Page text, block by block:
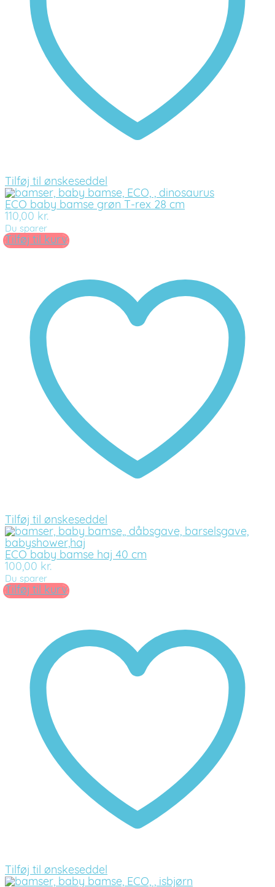
Tilføj til ønskeseddel
ECO baby bamse grøn T-rex 28 cm
110,00 kr.
Du sparer
Tilføj til kurv
Tilføj til ønskeseddel
ECO baby bamse haj 40 cm
100,00 kr.
Du sparer
Tilføj til kurv
Tilføj til ønskeseddel